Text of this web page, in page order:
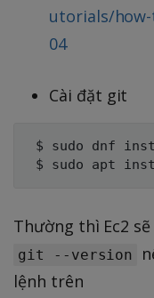
utorials/
04
Cài đặt git
$ sudo dnf
Thường thì Ec2
git --version
lệnh trên